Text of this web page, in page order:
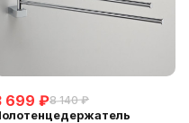
699 ₽8 140 ₽